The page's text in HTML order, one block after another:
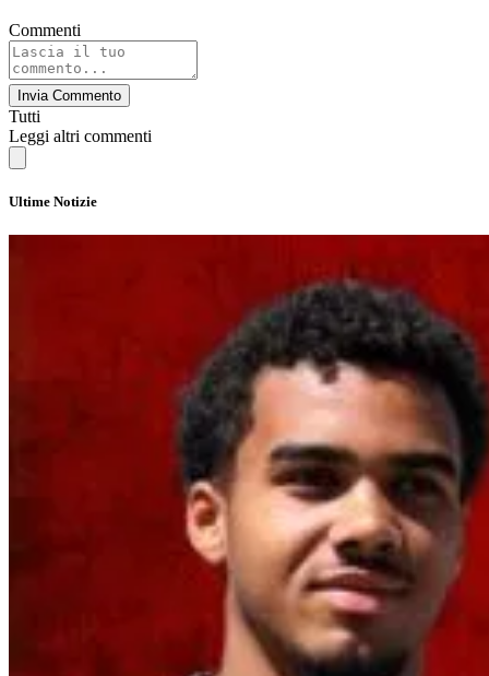
Commenti
Invia Commento
Tutti
Leggi altri commenti
Ultime Notizie